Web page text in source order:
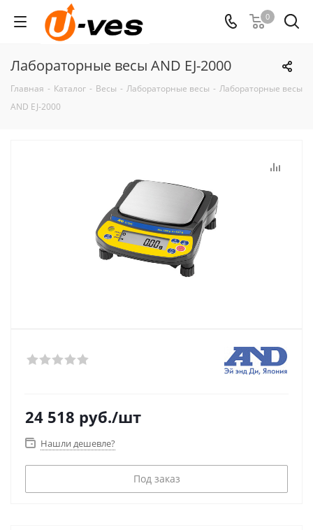
0
Лабораторные весы AND EJ-2000
Главная - Каталог - Весы - Лабораторные весы - Лабораторные весы
AND EJ-2000
24 518 руб./шт
Нашли дешевле?
Под заказ